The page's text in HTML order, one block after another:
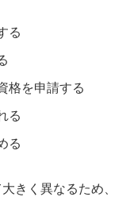
る
格を申請する
る
る
きく異なるため、